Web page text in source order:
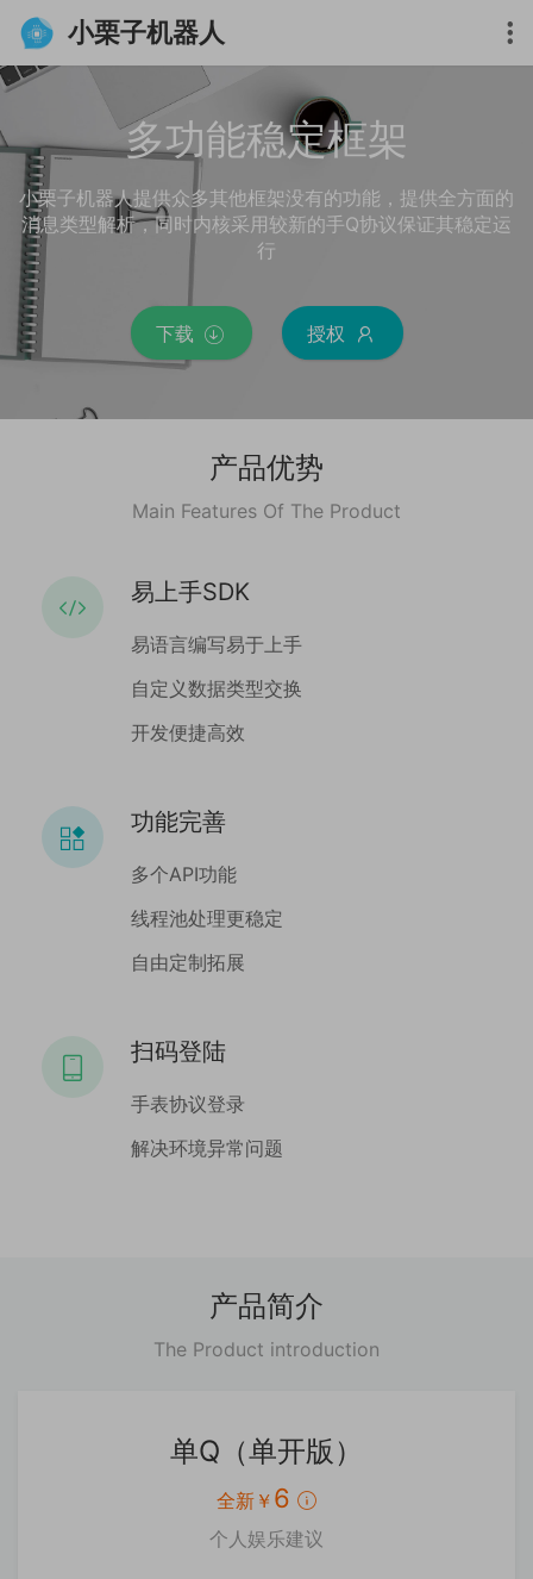
小栗子机器人
多功能稳定框架
小栗子机器人提供众多其他框架没有的功能，提供全方面的
消息类型解析，同时内核采用较新的手Q协议保证其稳定运
行
下载  授权 
产品优势
Main Features Of The Product
易上手SDK
易语言编写易于上手
自定义数据类型交换
开发便捷高效
功能完善
多个API功能
线程池处理更稳定
自由定制拓展
扫码登陆
手表协议登录
解决环境异常问题
产品简介
The Product introduction
单Q（单开版）
全新￥ 6
个人娱乐建议